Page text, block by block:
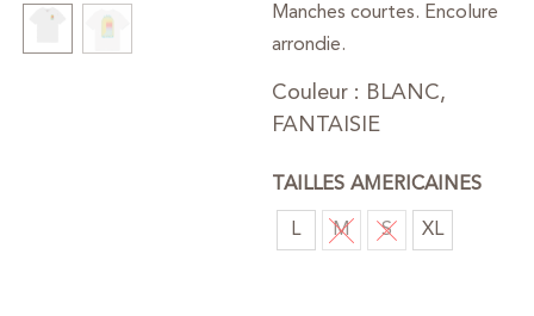
Manches courtes. Encolure
arrondie.
Couleur : BLANC,
FANTAISIE
TAILLES AMERICAINES
L M S XL